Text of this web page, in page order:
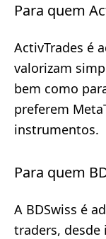
Para quem
ActivTrades é
valorizam
bem como
preferem
instrumentos.
Para quem
A BDSwiss é
traders,